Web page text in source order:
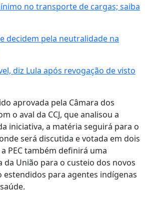
no transporte de cargas; saiba
decidem pela neutralidade na
diz Lula após revogação de visto
aprovada pela Câmara dos
o aval da CCJ, que analisou a
iniciativa, a matéria seguirá para o
será discutida e votada em dois
PEC também definirá uma
da União para o custeio dos novos
estendidos para agentes indígenas